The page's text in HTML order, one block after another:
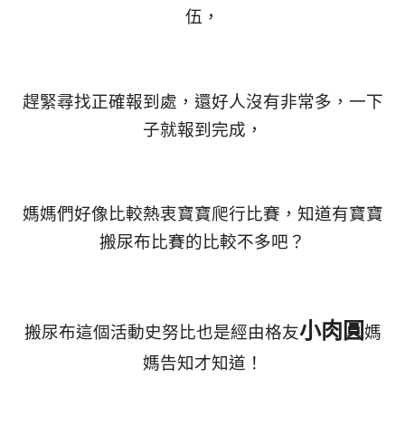
伍，
趕緊尋找正確報到處，還好人沒有非常多，一下
子就報到完成，
媽媽們好像比較熱衷寶寶爬行比賽，知道有寶寶
搬尿布比賽的比較不多吧？
搬尿布這個活動史努比也是經由格友小肉圓媽
媽告知才知道！